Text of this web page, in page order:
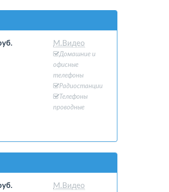
М.Видео
Домашние и
офисные
телефоны
Радиостанции
Телефоны
проводные
М.Видео